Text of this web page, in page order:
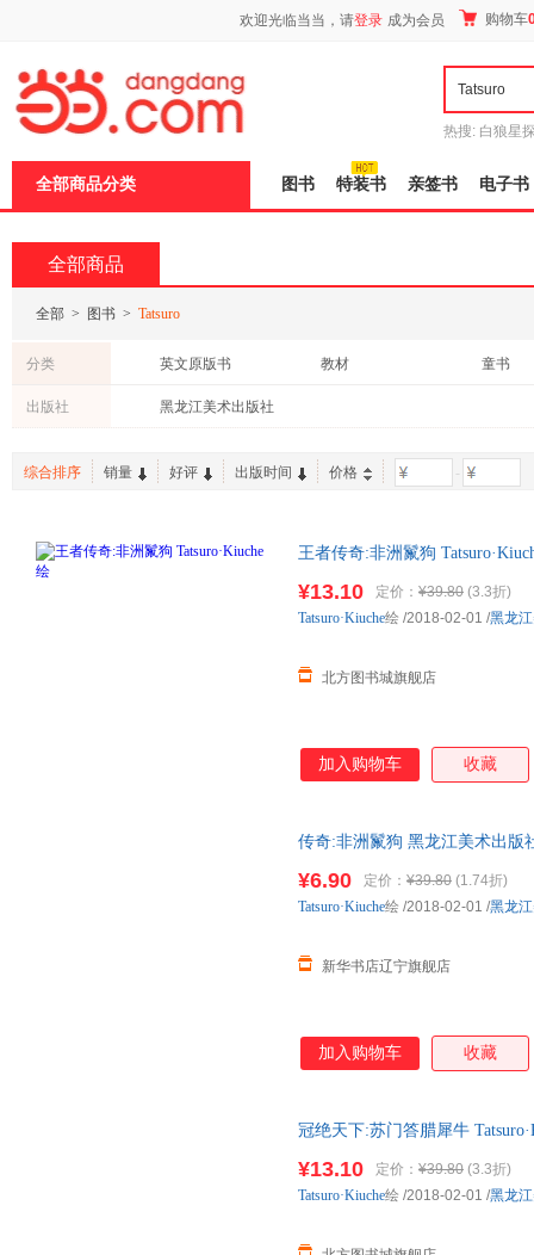
欢迎光临当当，请登录 成为会员 购物车
热搜: 白狼星
全部商品分类 图书 特装书 亲签书 电子书
全部商品
全部 > 图书 > Tatsuro
分类 英文原版书 教材 童书
出版社 黑龙江美术出版社
综合排序 销量 好评 出版时间 价格 -
王者传奇:非洲鬣狗
¥13.10 定价： ¥39.80 (3.3折)
北方图书城旗舰店
Tatsuro·Kiuche绘 /2018-02-01 /黑龙
加入购物车 收藏
传奇:非洲鬣狗 黑龙江美术出版
¥6.90 定价： ¥39.80 (1.74折)
新华书店辽宁旗舰店
Tatsuro·Kiuche绘 /2018-02-01 /黑龙
加入购物车 收藏
冠绝天下:苏门答腊犀牛
达！
¥13.10 定价： ¥39.80 (3.3折)
Tatsuro·Kiuche绘 /2018-02-01 /黑龙
页
加